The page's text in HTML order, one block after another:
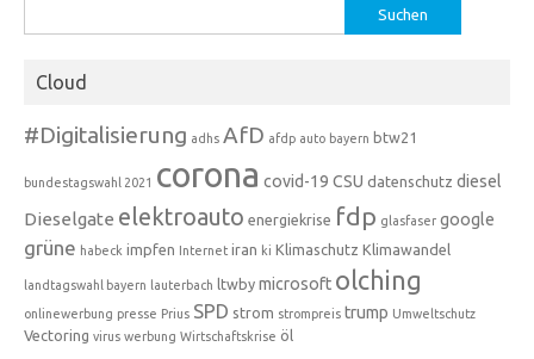
nach:
Cloud
#Digitalisierung adhs AfD afdp auto bayern btw21
bundestagswahl 2021 corona covid-19 CSU datenschutz diesel
Dieselgate elektroauto energiekrise fdp glasfaser google
grüne habeck impfen Internet iran ki Klimaschutz Klimawandel
landtagswahl bayern lauterbach ltwby microsoft olching
onlinewerbung presse Prius SPD strom strompreis trump Umweltschutz
Vectoring virus werbung Wirtschaftskrise öl